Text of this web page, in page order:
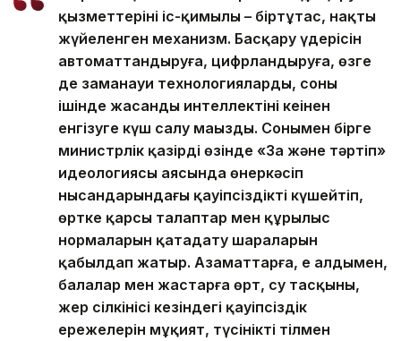
қызметтерінің іс-қимылы – біртұтас, нақты
жүйеленген механизм. Басқару үдерісін
автоматтандыруға, цифрландыруға, өзге
де заманауи технологияларды, соның
ішінде жасанды интеллектіні кеңінен
енгізуге күш салу маңызды. Сонымен бірге
министрлік қазірдің өзінде «Заң және тәртіп»
идеологиясы аясында өнеркәсіп
нысандарындағы қауіпсіздікті күшейтіп,
өртке қарсы талаптар мен құрылыс
нормаларын қатаңдату шараларын
қабылдап жатыр. Азаматтарға, ең алдымен,
балалар мен жастарға өрт, су тасқыны,
жер сілкінісі кезіндегі қауіпсіздік
ережелерін мұқият, түсінікті тілмен